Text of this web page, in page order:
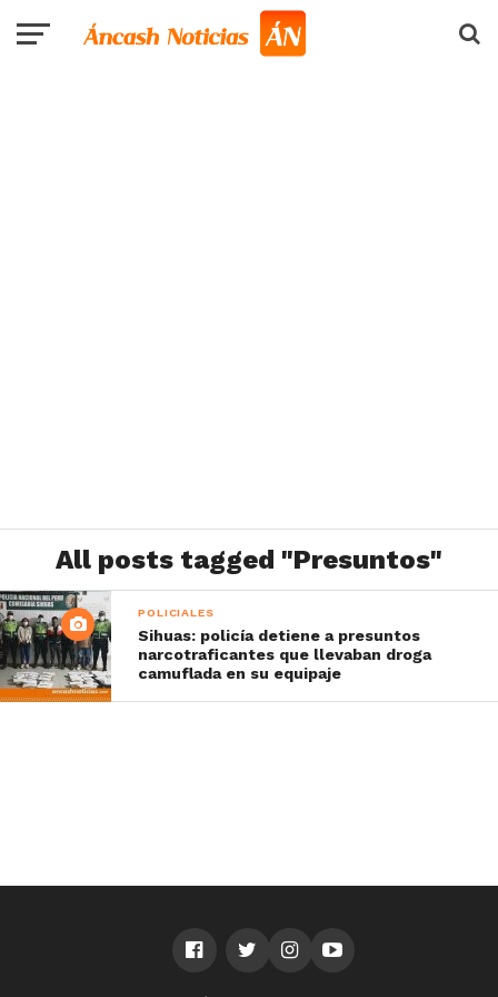
All posts tagged "Presuntos"
POLICIALES
Sihuas: policía detiene a presuntos
narcotraficantes que llevaban droga
camuflada en su equipaje